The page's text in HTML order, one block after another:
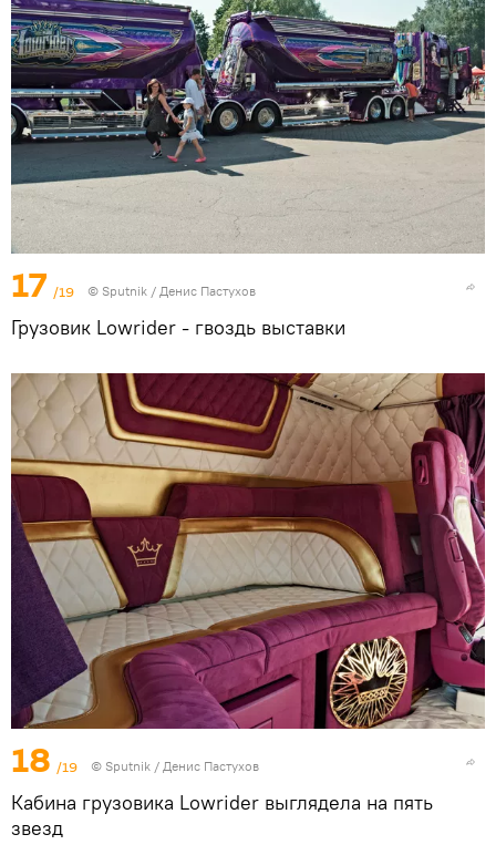
17 /19 © Sputnik / Денис Пастухов
Грузовик Lowrider - гвоздь выставки
18 /19 © Sputnik / Денис Пастухов
Кабина грузовика Lowrider выглядела на пять
звезд